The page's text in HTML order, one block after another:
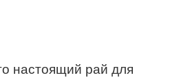
настоящий рай для